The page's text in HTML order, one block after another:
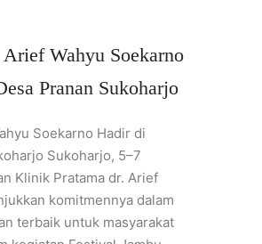
Wahyu Soekarno
Pranan Sukoharjo
Soekarno Hadir di
Sukoharjo, 5–7
Klinik Pratama dr. Arief
komitmennya dalam
terbaik untuk masyarakat